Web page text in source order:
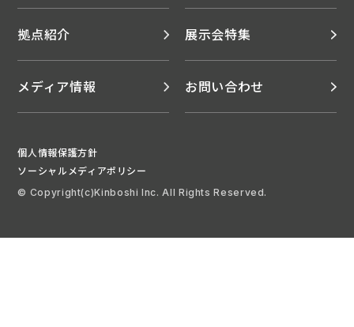
拠点紹介 展示会特集
メディア情報 お問い合わせ
個人情報保護方針
ソーシャルメディアポリシー
© Copyright(c)Kinboshi Inc. All Rights Reserved.